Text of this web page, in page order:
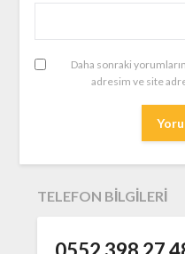
Daha sonraki
adresim ve site
TELEFON BILGILERI